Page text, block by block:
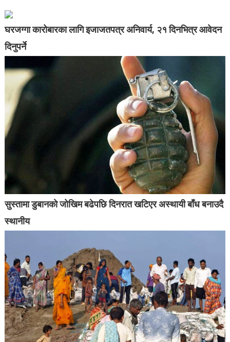
घरजग्गा कारोबारका लागि इजाजतपत्र अनिवार्य, २१ दिनभित्र आवेदन
दिनुपर्ने
सुस्तामा डुबानको जोखिम बढेपछि दिनरात खटिएर अस्थायी बाँध बनाउदै
स्थानीय